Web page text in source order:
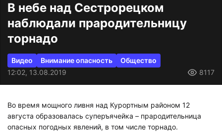
В небе над Сестрорецком
наблюдали прародительницу
торнадо
Видео Внимание опасность
Общество
12:02, 13.08.2019
8117
Во время мощного ливня над Курортным районом 12
августа образовалась суперъячейка – прародительница
опасных погодных явлений, в том числе торнадо.